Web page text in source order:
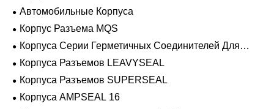
Автомобильные Корпуса
Корпус Разъема MQS
Корпуса Серии Герметичных Соединителей Для
Тяжелых Условий Эксплуатации
Корпуса Разъемов LEAVYSEAL
Корпуса Разъемов SUPERSEAL
Корпуса AMPSEAL 16